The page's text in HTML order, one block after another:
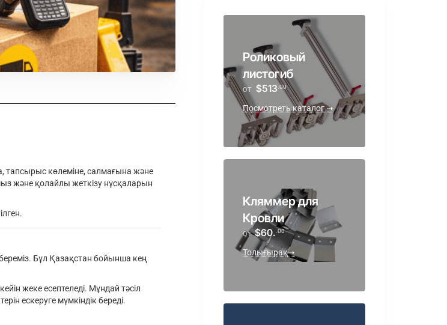
тапсырыс көлеміне, салмағына және
және қолайлы жеткізу нұсқаларын
Бұл Қазақстан бойынша кең
жеке есептеледі. Мұндай тәсіл
ескеруге мүмкіндік береді.
Роликовый
листогиб
ОТ $513.00
Посмотреть каталог ➝
Кляммер для
Кровли
От $60..00
Толығырақ➝